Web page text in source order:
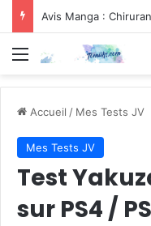
Avis Manga :
Menu
Accueil / Mes Tests JV
Mes Tests JV
Test
sur PS4 /